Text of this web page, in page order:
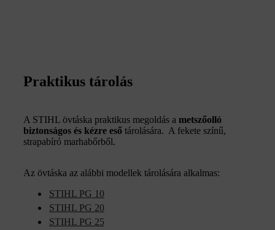
Praktikus tárolás
A STIHL övtáska praktikus megoldás a metszőolló
biztonságos és kézre eső tárolására. A fekete színű,
strapabíró marhabőrből.
Az övtáska az alábbi modellek tárolására alkalmas:
STIHL PG 10
STIHL PG 20
STIHL PG 25